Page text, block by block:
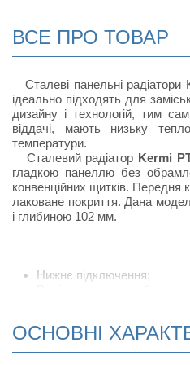
ВСЕ ПРО ТОВАР
Сталеві панельні радіатори
ідеально підходять для
дизайну і технологій, тим
віддачі, мають низьку
температури.
Сталевий радіатор Kermi
гладкою панеллю без
конвенційних щитків. Передня
лаковане покриття. Дана
і глибиною 102 мм.
Нижнє підключення;
своєрідних П-подібних
ОСНОВНІ